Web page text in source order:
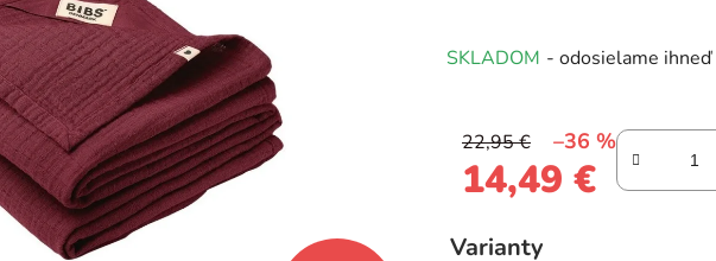
je
hviezdičiek.
SKLADOM - odosielame ihneď
22,95 € –36 %
14,49 €
Varianty